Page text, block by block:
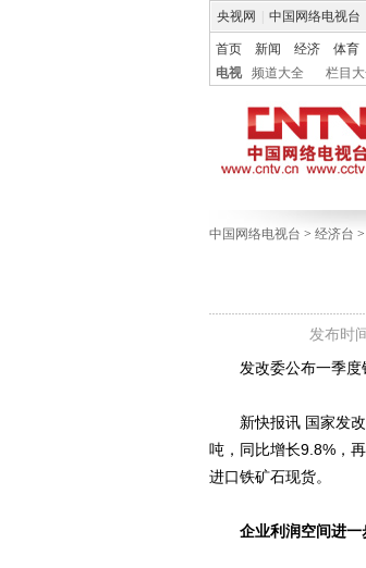
央视网 中国网络电视台
首页 新闻 经济 体育
电视
频道大全 栏目
中国网络电视台 > 经济台 >
发布时
发改委公布一季度
新快报讯 国家发改
吨，同比增长9.8%，
进口铁矿石现货。
企业利润空间进一